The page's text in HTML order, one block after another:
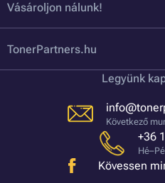
Vásároljon nálunk!
TonerPartners.hu
Legyünk
Következő
+36
Kövessen